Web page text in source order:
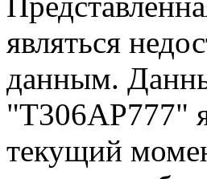
являться
данным.
"Т306АР777"
текущий